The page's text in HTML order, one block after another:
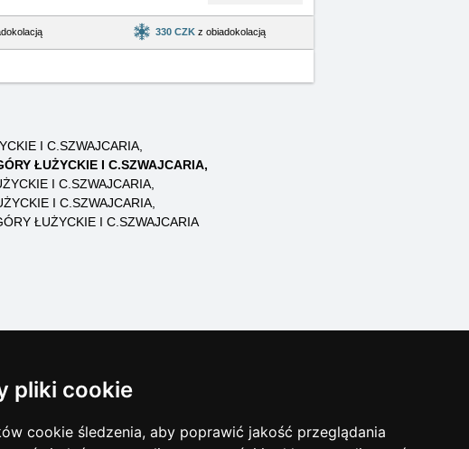
pliki cookie
cookie śledzenia, aby poprawić jakość przeglądania
330 CZK z obiadokolacją
I C.SZWAJCARIA
ŁUŻYCKIE I C.SZWAJCARIA
I C.SZWAJCARIA
I C.SZWAJCARIA
ŁUŻYCKIE I C.SZWAJCARIA
Lastminute Góry Łużyckie i C.Szwajcaria